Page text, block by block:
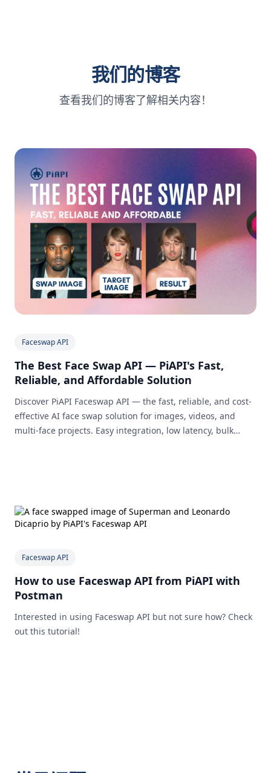
我们的博客
查看我们的博客了解相关内容！
Faceswap API
The Best Face Swap API — PiAPI's Fast,
Reliable, and Affordable Solution
Discover PiAPI Faceswap API — the fast, reliable, and cost-
effective AI face swap solution for images, videos, and
multi-face projects. Easy integration, low latency, bulk
Faceswap API
How to use Faceswap API from PiAPI with
Postman
Interested in using Faceswap API but not sure how? Check
out this tutorial!